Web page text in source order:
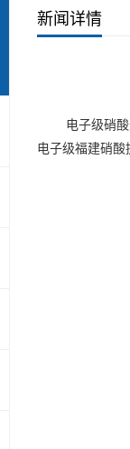
新闻详情
电子级硝酸选
电子级福建硝酸